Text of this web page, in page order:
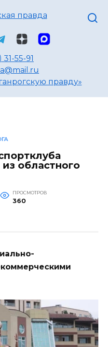
55-91
правду»
областного
ПРОСМОТРОВ
360